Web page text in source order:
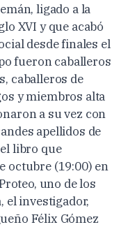
ligado a la
XVI y que acabó
desde finales el
fueron caballeros
caballeros de
y miembros alta
a su vez con
apellidos de
libro que
octubre (19:00) en
uno de los
el investigador,
Félix Gómez